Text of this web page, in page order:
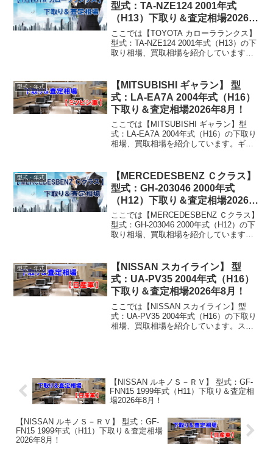
型式：TA-NZE124 2001年式
（H13）下取り＆査定相場2026年
8月！
ここでは【TOYOTA カローラランクス】
型式：TA-NZE124 2001年式（H13）の下
取り相場、買取相場を紹介しています。
場：マイナス1万円～5...
型式・年式
【MITSUBISHI ギャラン】 型
式：LA-EA7A 2004年式（H16）
下取り＆査定相場2026年8月！
ここでは【MITSUBISHI ギャラン】型
式：LA-EA7A 2004年式（H16）の下取り
相場、買取相場を紹介しています。ギャ
～23万円買取り相場...
型式・年式
【MERCEDESBENZ Ｃクラス】
型式：GH-203046 2000年式
（H12）下取り＆査定相場2026年
8月！
ここでは【MERCEDESBENZ Ｃクラス】
型式：GH-203046 2000年式（H12）の下
取り相場、買取相場を紹介しています。
ス1万円～5万円...
型式・年式
【NISSAN スカイライン】 型
式：UA-PV35 2004年式（H16）
下取り＆査定相場2026年8月！
ここでは【NISSAN スカイライン】型
式：UA-PV35 2004年式（H16）の下取り
相場、買取相場を紹介しています。スカ
【NISSAN ルキノＳ－ＲＶ】 型式：GF-
FNN15 1999年式（H11）下取り＆査定相
場2026年8月！
【NISSAN ルキノＳ－ＲＶ】 型式：GF-
FN15 1999年式（H11）下取り＆査定相場
2026年8月！